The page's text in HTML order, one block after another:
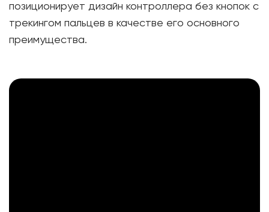
позиционирует дизайн контроллера без кнопок с
трекингом пальцев в качестве его основного
преимущества.